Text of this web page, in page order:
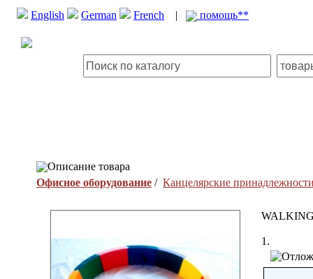
English German French | помощь**
Описание товара
Офисное оборудование / Канцелярские
1.